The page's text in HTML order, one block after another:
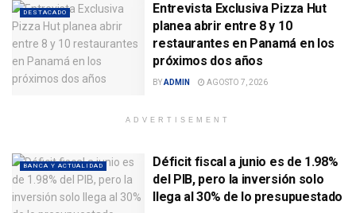
DESTACADO
Entrevista Exclusiva Pizza Hut
planea abrir entre 8 y 10
restaurantes en Panamá en los
próximos dos años
BYADMIN AGOSTO 7, 2026
ADVERTISEMENT
BANCA Y ACTUALIDAD
Déficit fiscal a junio es de 1.98%
del PIB, pero la inversión solo
llega al 30% de lo presupuestado